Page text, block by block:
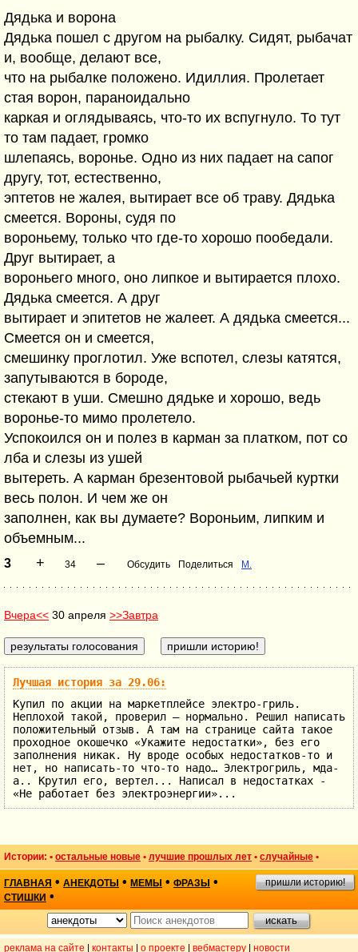
Дядька и ворона
Дядька пошел с другом на рыбалку. Сидят, рыбачат
и, вообще, делают все,
что на рыбалке положено. Идиллия. Пролетает
стая ворон, параноидально
каркая и оглядываясь, что-то их вспугнуло. То тут
то там падает, громко
шлепаясь, воронье. Одно из них падает на сапог
другу, тот, естественно,
эптетов не жалея, вытирает все об траву. Дядька
смеется. Вороны, судя по
вороньему, только что где-то хорошо пообедали.
Друг вытирает, а
вороньего много, оно липкое и вытирается плохо.
Дядька смеется. А друг
вытирает и эпитетов не жалеет. А дядька смеется...
Смеется он и смеется,
смешинку проглотил. Уже вспотел, слезы катятся,
запутываются в бороде,
стекают в уши. Смешно дядьке и хорошо, ведь
воронье-то мимо пролетело.
Успокоился он и полез в карман за платком, пот со
лба и слезы из ушей
вытереть. А карман брезентовой рыбачьей куртки
весь полон. И чем же он
заполнен, как вы думаете? Вороньим, липким и
объемным...
3 + 34 – Обсудить Поделиться M.
Вчера<< 30 апреля >>Завтра
Лучшая история за 29.06:
Купил по акции на маркетплейсе электро-гриль.
Неплохой такой, проверил – нормально. Решил написать
положительный отзыв. А там на странице сайта такое
проходное окошечко «Укажите недостатки», без его
заполнения никак. Ну вроде особых недостатков-то и
нет, но написать-то что-то надо… Электрогриль, мда-
а.. Крутил его, вертел... Написал в недостатках -
«Не работает без электроэнергии»...
Истории: • остальные новые • лучшие прошлых лет • случайные •
ГЛАВНАЯ • АНЕКДОТЫ • МЕМЫ • ФРАЗЫ •
СТИШКИ •
пришли историю!
реклама на сайте контакты о проекте вебмастеру новости